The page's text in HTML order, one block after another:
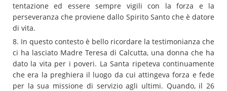
tentazione ed essere sempre vigili con la forza e la
perseveranza che proviene dallo Spirito Santo che è datore
di vita.
8. In questo contesto è bello ricordare la testimonianza che
ci ha lasciato Madre Teresa di Calcutta, una donna che ha
dato la vita per i poveri. La Santa ripeteva continuamente
che era la preghiera il luogo da cui attingeva forza e fede
per la sua missione di servizio agli ultimi. Quando, il 26